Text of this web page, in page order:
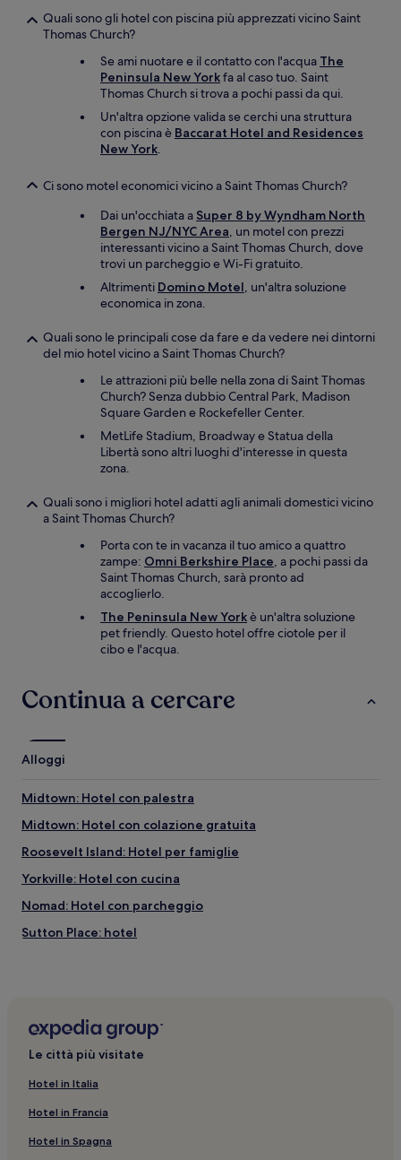
Quali sono gli hotel con piscina più apprezzati vicino Saint
Thomas Church?
Se ami nuotare e il contatto con l'acqua The
Peninsula New Yorkfa al caso tuo. Saint
Thomas Church si trova a pochi passi da qui.
Un'altra opzione valida se cerchi una struttura
con piscina è Baccarat Hotel and Residences
New York.
Ci sono motel economici vicino a Saint Thomas Church?
Dai un'occhiata a Super 8 by Wyndham North
Bergen NJ/NYC Area, un motel con prezzi
interessanti vicino a Saint Thomas Church, dove
trovi un parcheggio e Wi-Fi gratuito.
Altrimenti Domino Motel, un'altra soluzione
economica in zona.
Quali sono le principali cose da fare e da vedere nei dintorni
del mio hotel vicino a Saint Thomas Church?
Le attrazioni più belle nella zona di Saint Thomas
Church? Senza dubbio Central Park, Madison
Square Garden e Rockefeller Center.
MetLife Stadium, Broadway e Statua della
Libertà sono altri luoghi d'interesse in questa
zona.
Quali sono i migliori hotel adatti agli animali domestici vicino
a Saint Thomas Church?
Porta con te in vacanza il tuo amico a quattro
zampe: Omni Berkshire Place, a pochi passi da
Saint Thomas Church, sarà pronto ad
accoglierlo.
The Peninsula New Yorkè un'altra soluzione
pet friendly. Questo hotel offre ciotole per il
cibo e l'acqua.
Continua a cercare
Alloggi
Midtown: Hotel con palestra
Midtown: Hotel con colazione gratuita
Roosevelt Island: Hotel per famiglie
Yorkville: Hotel con cucina
Nomad: Hotel con parcheggio
Sutton Place: hotel
Hell's Kitchen: Hotel per famiglie
New York: Hotel con colazione gratuita
Manhattan: Hotel economici
Madison Avenue: hotel a 4 stelle
Via dei ristoranti: Hotel con colazione gratuita nelle
Le città più visitate
Hotel in Italia
Hotel in Francia
Hotel in Spagna